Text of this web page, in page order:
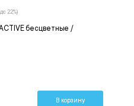
бесцветные /
22%)
В корзину